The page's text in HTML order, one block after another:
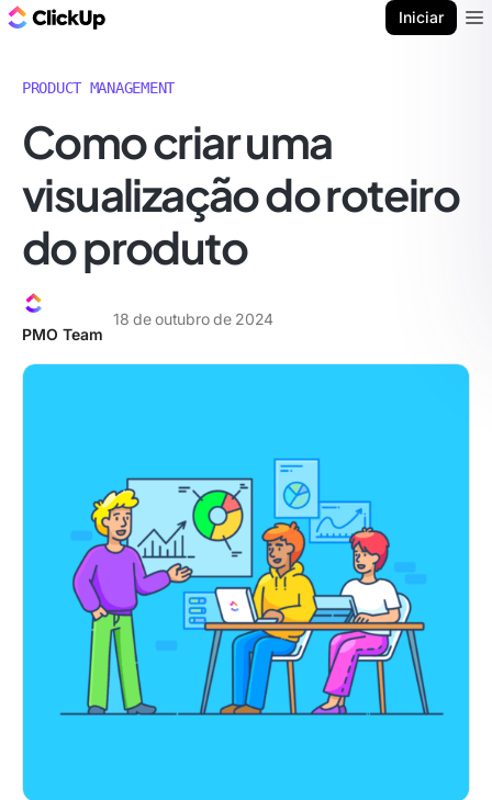
Iniciar
PRODUCT MANAGEMENT
Como criar uma
visualização do roteiro
do produto
PMO Team
18 de outubro de 2024